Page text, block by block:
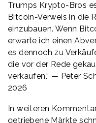
Trumps Krypto-Bros
Bitcoin-Verweis in die
einzubauen. Wenn
erwarte ich einen
es dennoch zu
die vor der Rede
verkaufen.“ — Peter
2026
In weiteren
getriebene Märkte